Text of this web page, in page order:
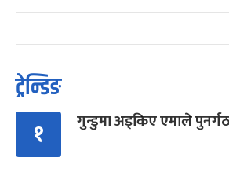
ट्रेन्डिङ
१ गुन्डुमा अड्किए एमाले